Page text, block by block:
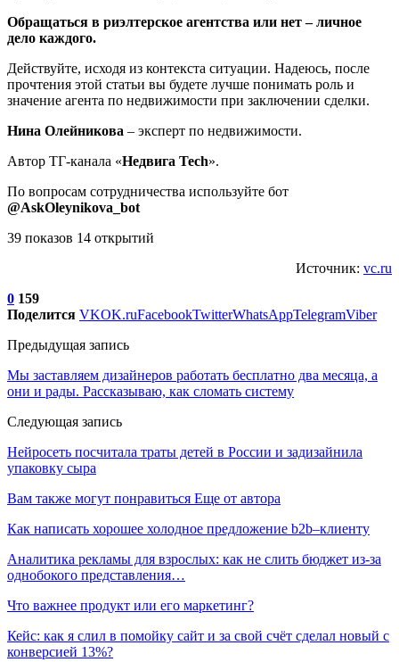
Обращаться в риэлтерское агентства или нет – личное
дело каждого.
Действуйте, исходя из контекста ситуации. Надеюсь, после
прочтения этой статьи вы будете лучше понимать роль и
значение агента по недвижимости при заключении сделки.
Нина Олейникова – эксперт по недвижимости.
Автор ТГ-канала «Недвига Tech».
По вопросам сотрудничества используйте бот
@AskOleynikova_bot
39 показов 14 открытий
Источник: vc.ru
0 159
Поделится VKOK.ruFacebookTwitterWhatsAppTelegramViber
Предыдущая запись
Мы заставляем дизайнеров работать бесплатно два месяца, а
они и рады. Рассказываю, как сломать систему
Следующая запись
Нейросеть посчитала траты детей в России и задизайнила
упаковку сыра
Вам также могут понравиться Еще от автора
Как написать хорошее холодное предложение b2b–клиенту
Аналитика рекламы для взрослых: как не слить бюджет из-за
однобокого представления…
Что важнее продукт или его маркетинг?
Кейс: как я слил в помойку сайт и за свой счёт сделал новый с
конверсией 13%?